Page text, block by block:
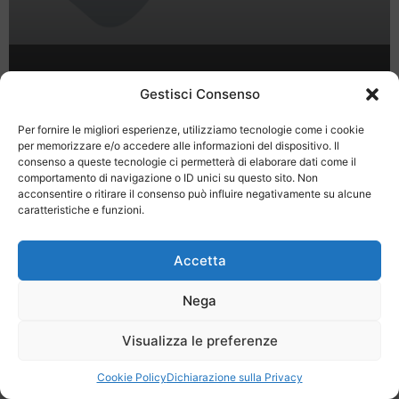
Gestisci Consenso
Per fornire le migliori esperienze, utilizziamo tecnologie come i cookie
per memorizzare e/o accedere alle informazioni del dispositivo. Il
consenso a queste tecnologie ci permetterà di elaborare dati come il
comportamento di navigazione o ID unici su questo sito. Non
acconsentire o ritirare il consenso può influire negativamente su alcune
caratteristiche e funzioni.
Accetta
Nega
Visualizza le preferenze
Cookie PolicyDichiarazione sulla Privacy
Last Minute
Registrati Contatti
SPECIALE LAST MINUTE - SH WEB